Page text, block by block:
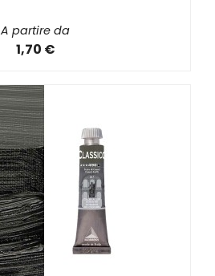
A partire da
1,70 €